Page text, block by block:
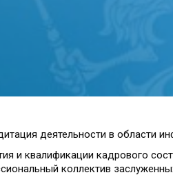
деятельности в области
и квалификации кадрового
коллектив